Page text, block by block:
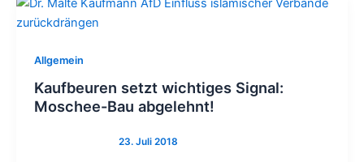
Allgemein
Kaufbeuren setzt wichtiges Signal:
Moschee-Bau abgelehnt!